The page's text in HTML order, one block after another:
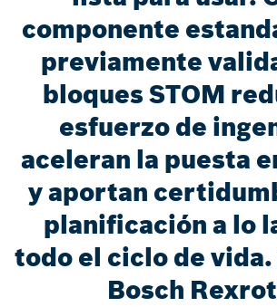
componente
previamente
bloques STOM
esfuerzo de
aceleran la puesta
y aportan
planificación a lo
todo el ciclo de
Bosch